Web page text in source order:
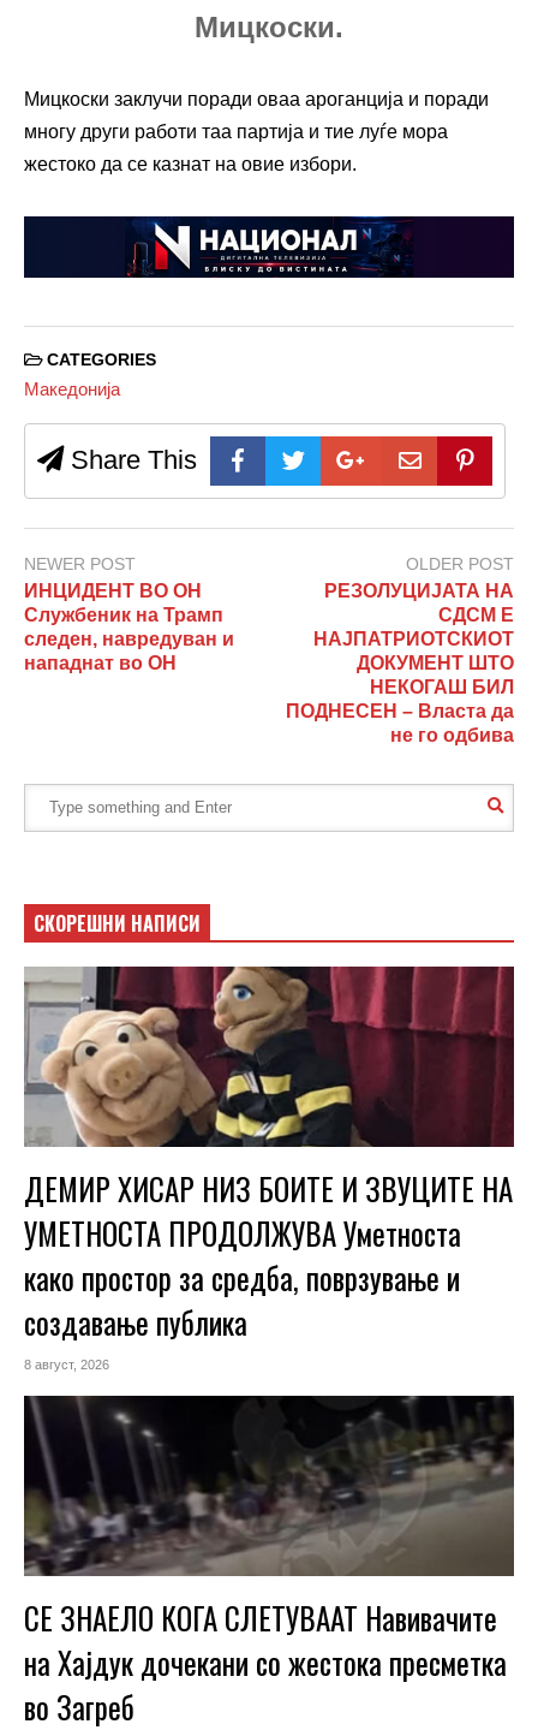
Мицкоски.
Мицкоски заклучи поради оваа ароганција и поради
многу други работи таа партија и тие луѓе мора
жестоко да се казнат на овие избори.
CATEGORIES
Македонија
Share This
NEWER POST
ИНЦИДЕНТ ВО ОН
Службеник на Трамп
следен, навредуван и
нападнат во ОН
OLDER POST
РЕЗОЛУЦИЈАТА НА
СДСМ Е
НАЈПАТРИОТСКИОТ
ДОКУМЕНТ ШТО
НЕКОГАШ БИЛ
ПОДНЕСЕН – Власта да
не го одбива
СКОРЕШНИ НАПИСИ
ДЕМИР ХИСАР НИЗ БОИТЕ И ЗВУЦИТЕ НА
УМЕТНОСТА ПРОДОЛЖУВА Уметноста
како простор за средба, поврзување и
создавање публика
8 август, 2026
СЕ ЗНАЕЛО КОГА СЛЕТУВААТ Навивачите
на Хајдук дочекани со жестока пресметка
во Загреб